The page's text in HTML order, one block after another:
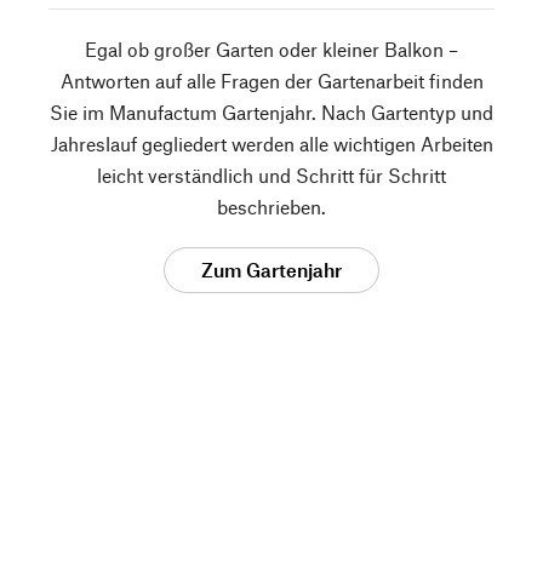
Egal ob großer Garten oder kleiner Balkon –
Antworten auf alle Fragen der Gartenarbeit finden
Sie im Manufactum Gartenjahr. Nach Gartentyp und
Jahreslauf gegliedert werden alle wichtigen Arbeiten
leicht verständlich und Schritt für Schritt
beschrieben.
Zum Gartenjahr